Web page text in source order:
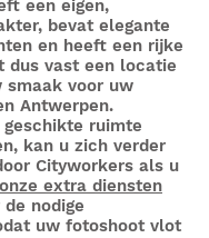
een eigen,
bevat elegante
en heeft een rijke
dus vast een locatie
smaak voor uw
Antwerpen.
geschikte ruimte
kan u zich verder
Cityworkers als u
onze extra diensten
nodige
uw fotoshoot vlot